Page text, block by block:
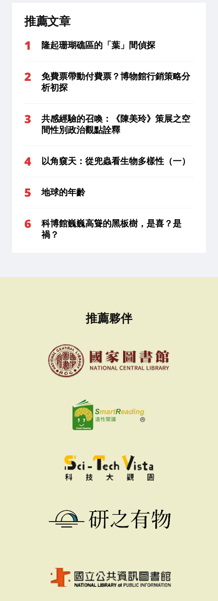
推薦文章
隆起珊瑚礁區的「葉」間偵探
免費票帶動付費票？博物館行銷策略分
析初探
共感經驗的召喚：《陳美玲》策展之空
間性別政治觀點詮釋
以角窺天：從兜蟲看生物多樣性（一）
地球的年齡
科博館巍巍高聳的黑板樹，是喜？是
禍？
推薦夥伴